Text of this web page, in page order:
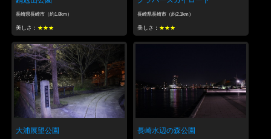
長崎県長崎市（約1.8km）
美しさ： ★★★
長崎県長崎市（約2.1km）
美しさ： ★★★
大浦展望公園 長崎水辺の森公園